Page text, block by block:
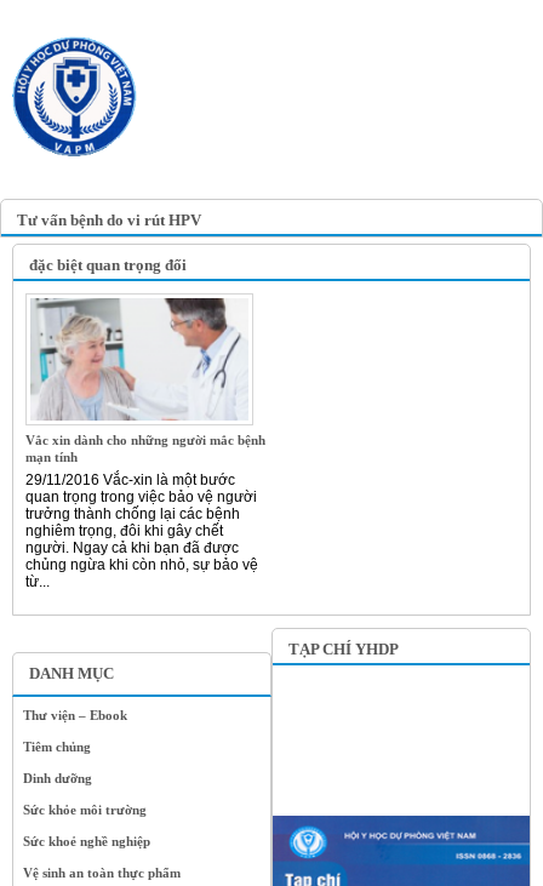
Tư vấn bệnh do vi rút HPV
DANH MỤC
Thư viện – Ebook
Tiêm chủng
Dinh dưỡng
Sức khỏe môi trường
Sức khoẻ nghề nghiệp
Vệ sinh an toàn thực phẩm
đặc biệt quan trọng đối
Vắc xin dành cho những người mắc bệnh
mạn tính
29/11/2016 Vắc-xin là một bước
quan trọng trong việc bảo vệ người
trưởng thành chống lại các bệnh
nghiêm trọng, đôi khi gây chết
người. Ngay cả khi bạn đã được
chủng ngừa khi còn nhỏ, sự bảo vệ
từ...
TẠP CHÍ YHDP